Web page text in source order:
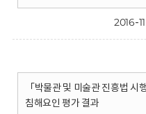
2016-
「박물관 및 미술관 진흥법
침해요인 평가 결과